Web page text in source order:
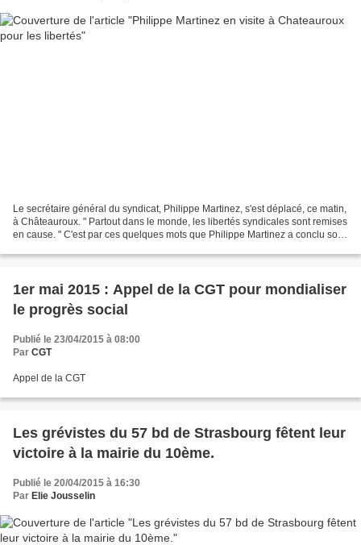
Le secrétaire général du syndicat, Philippe Martinez, s'est déplacé, ce matin,
à Châteauroux. " Partout dans le monde, les libertés syndicales sont remises
en cause. " C'est par ces quelques mots que Philippe Martinez a conclu son
1er mai 2015 : Appel de la CGT pour mondialiser
le progrès social
Publié le 23/04/2015 à 08:00
Par CGT
Appel de la CGT
Les grévistes du 57 bd de Strasbourg fêtent leur
victoire à la mairie du 10ème.
Publié le 20/04/2015 à 16:30
Par Elie Jousselin